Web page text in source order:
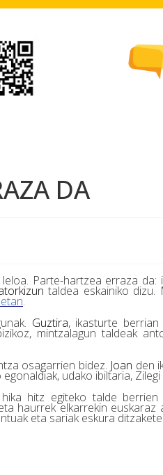
DA
Parte-hartzea erraza da:
taldea eskainiko dizu.
.
Guztira, ikasturte
mintzalagun taldeak
osagarrien bidez. Joan den
udako ibiltaria, Zilegi
hitz egiteko talde
haurrek elkarrekin euskaraz
eta sariak eskura ditzakete.